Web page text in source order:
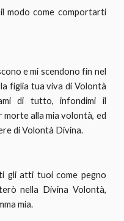
modo come comportarti
e mi scendono fin nel
figlia tua viva di Volontà
di tutto, infondimi il
alla mia volontà, ed
di Volontà Divina.
gli atti tuoi come pegno
nella Divina Volontà,
mia.